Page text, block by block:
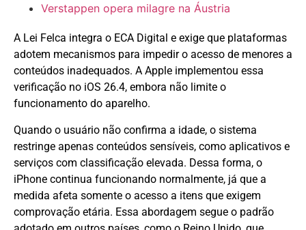
Verstappen opera milagre na Áustria
A Lei Felca integra o ECA Digital e exige que plataformas
adotem mecanismos para impedir o acesso de menores a
conteúdos inadequados. A Apple implementou essa
verificação no iOS 26.4, embora não limite o
funcionamento do aparelho.
Quando o usuário não confirma a idade, o sistema
restringe apenas conteúdos sensíveis, como aplicativos e
serviços com classificação elevada. Dessa forma, o
iPhone continua funcionando normalmente, já que a
medida afeta somente o acesso a itens que exigem
comprovação etária. Essa abordagem segue o padrão